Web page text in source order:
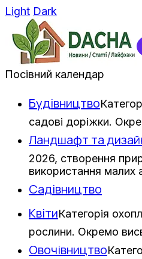
Light Dark
Посівний календар
Будівництво
садові доріжки.
Ландшафт та
2026, створення
використання малих
Садівництво
КвітиКатегорія
рослини. Окремо
Овочівництво